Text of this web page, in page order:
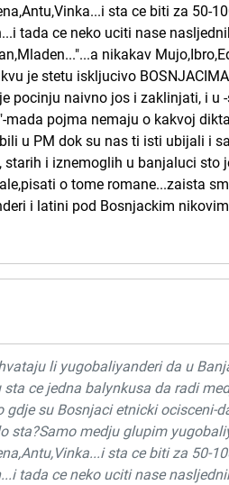
sta ce biti za 50-
tada ce neko uciti nase
nikakav
je stetu iskljucivo
pocinju naivno jos i zaklinjati, i
mada pojma nemaju o kakvoj
u PM dok su nas ti isti ubijali i
starih i iznemoglih u banjaluci sto
o tome romane...zaista
i latini pod Bosnjackim
li yugobaliyanderi da u
ce jedna balynkusa da radi
gdje su Bosnjaci etnicki ocisceni-
sta?Samo medju glupim
sta ce biti za 50-
tada ce neko uciti nase